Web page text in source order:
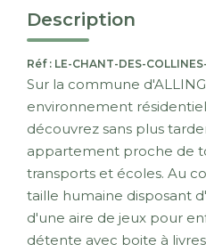
Description
Réf : LE-CHANT-DES-
Sur la commune
environnement
découvrez sans plus
appartement proche de
transports et écoles. Au
taille humaine disposant
d'une aire de jeux pour
détente avec boite à